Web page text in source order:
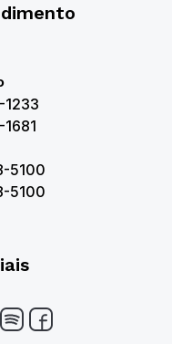
1233
1681
5100
5100